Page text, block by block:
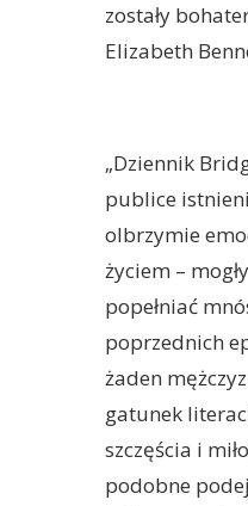
zostały
Elizabeth
„Dziennik
publice
olbrzymie
życiem –
popełniać
poprzednich
żaden
gatunek
szczęścia i
podobne